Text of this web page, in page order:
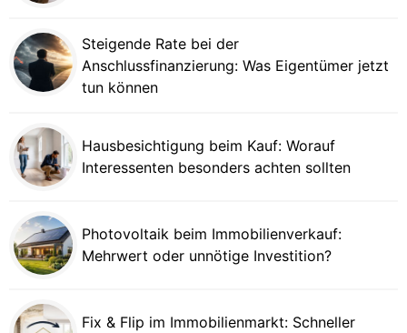
Steigende Rate bei der
Anschlussfinanzierung: Was Eigentümer jetzt
tun können
Hausbesichtigung beim Kauf: Worauf
Interessenten besonders achten sollten
Photovoltaik beim Immobilienverkauf:
Mehrwert oder unnötige Investition?
Fix & Flip im Immobilienmarkt: Schneller